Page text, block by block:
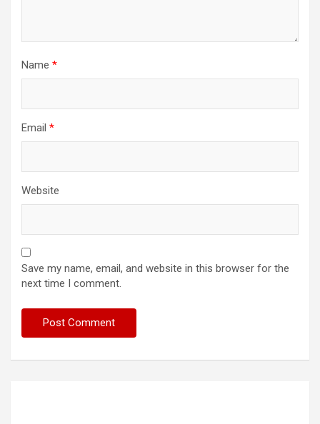
Name *
Email *
Website
Save my name, email, and website in this browser for the
next time I comment.